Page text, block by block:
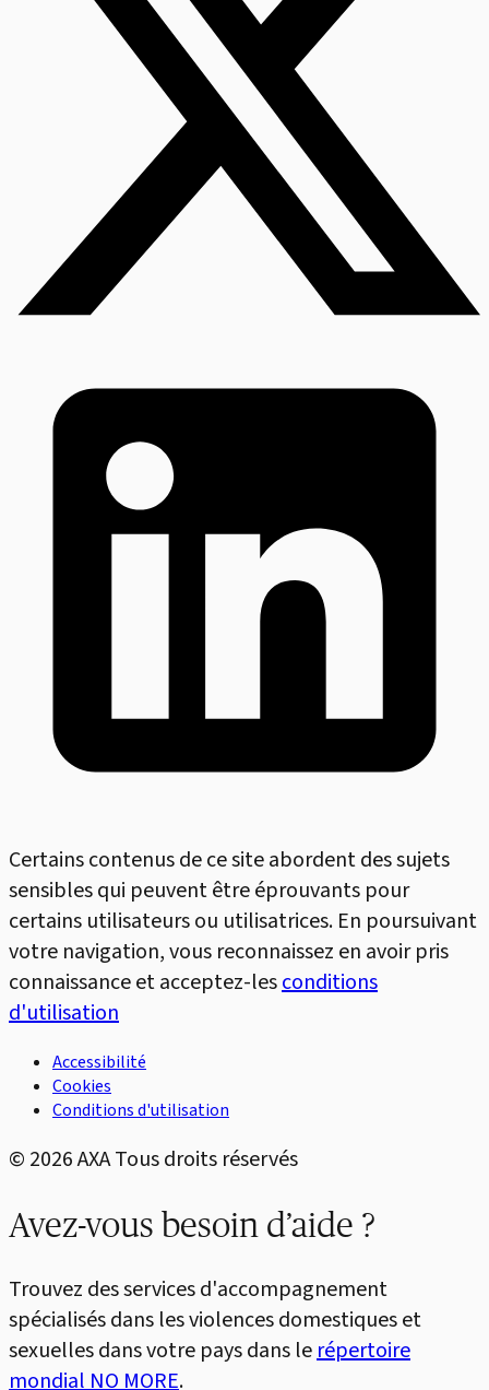
Certains contenus de ce site abordent des sujets
sensibles qui peuvent être éprouvants pour
certains utilisateurs ou utilisatrices. En poursuivant
votre navigation, vous reconnaissez en avoir pris
connaissance et acceptez-lesconditions
d'utilisation
Accessibilité
Cookies
Conditions d'utilisation
© 2026AXA Tous droits réservés
Avez-vous besoin d’aide ?
Trouvez des services d'accompagnement
spécialisés dans les violences domestiques et
sexuelles dans votre pays dans lerépertoire
mondial NO MORE.